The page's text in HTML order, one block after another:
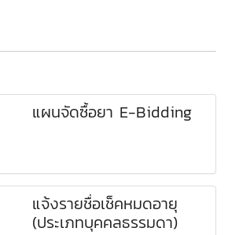
แผนจัดซื้อยา E-Bidding
แจ้งรายชื่อเช็คหมดอายุ
(ประเภทบุคคลธรรมดา)